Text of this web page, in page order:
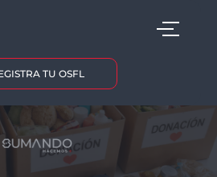
TU OSFL